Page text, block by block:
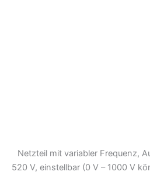
Netzteil mit variabler Frequenz,
520 V, einstellbar (0 V – 1000 V